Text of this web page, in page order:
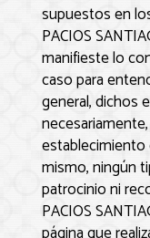
supuestos en
PACIOS
manifieste lo
caso para
general, dichos
establecimiento
mismo, ningún
patrocinio ni
PACIOS